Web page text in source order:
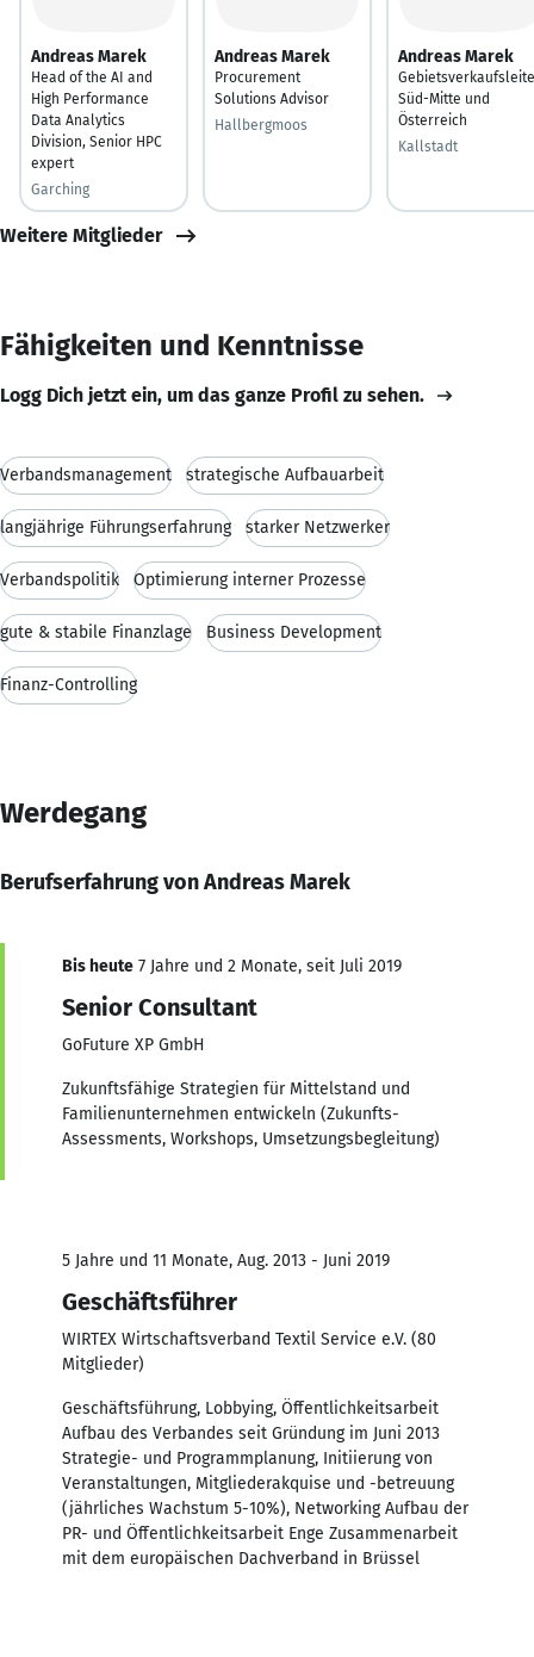
Andreas Marek
Head of the AI and
High Performance
Data Analytics
Division, Senior HPC
expert
Garching
Andreas Marek
Procurement
Solutions Advisor
Hallbergmoos
Andreas Marek
Süd-Mitte und
Österreich
Kallstadt
Weitere Mitglieder
Fähigkeiten und Kenntnisse
Logg Dich jetzt ein, um das ganze Profil zu sehen.
Verbandsmanagement strategische Aufbauarbeit
langjährige Führungserfahrung starker Netzwerker
Verbandspolitik Optimierung interner Prozesse
gute & stabile Finanzlage Business Development
Finanz-Controlling
Werdegang
Berufserfahrung von Andreas Marek
Bis heute 7 Jahre und 2 Monate, seit Juli 2019
Senior Consultant
GoFuture XP GmbH
Zukunftsfähige Strategien für Mittelstand und
Familienunternehmen entwickeln (Zukunfts-
Assessments, Workshops, Umsetzungsbegleitung)
5 Jahre und 11 Monate, Aug. 2013 - Juni 2019
Geschäftsführer
WIRTEX Wirtschaftsverband Textil Service e.V. (80
Mitglieder)
Geschäftsführung, Lobbying, Öffentlichkeitsarbeit
Aufbau des Verbandes seit Gründung im Juni 2013
Strategie- und Programmplanung, Initiierung von
Veranstaltungen, Mitgliederakquise und -betreuung
(jährliches Wachstum 5-10%), Networking Aufbau der
PR- und Öffentlichkeitsarbeit Enge Zusammenarbeit
mit dem europäischen Dachverband in Brüssel